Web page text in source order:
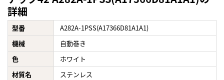
詳細
型番
A282A-1PSS(A17366D81A1A1)
機械
自動巻き
色
ホワイト
材質名
ステンレス